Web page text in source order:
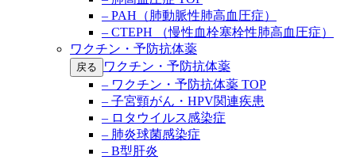
– PAH（肺動脈性肺高血圧症）
– CTEPH （慢性血栓塞栓性肺高血圧症）
ワクチン・予防抗体薬
戻る
ワクチン・予防抗体薬
– ワクチン・予防抗体薬 TOP
– 子宮頸がん・HPV関連疾患
– ロタウイルス感染症
– 肺炎球菌感染症
– B型肝炎